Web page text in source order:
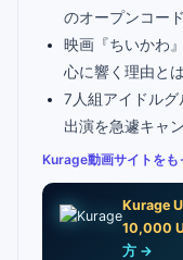
のオープンコー
映画『ちいかわ
心に響く理由と
7人組アイドルグ
出演を急遽キャ
Kurage動画サイトを
Kurage
10,000
方 →